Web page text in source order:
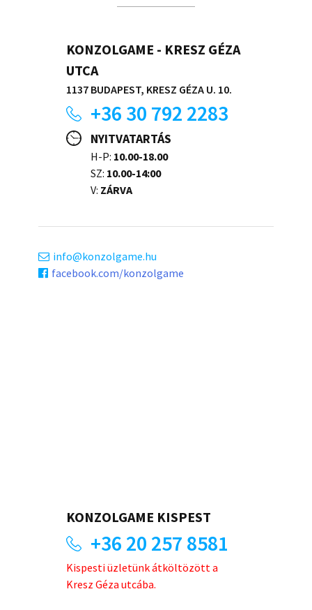
KONZOLGAME - KRESZ GÉZA
UTCA
1137 BUDAPEST, KRESZ GÉZA U. 10.
+36 30 792 2283
NYITVATARTÁS
H-P: 10.00-18.00
SZ: 10.00-14:00
V: ZÁRVA
info
konzolgame.hu
facebook.com/konzolgame
KONZOLGAME KISPEST
+36 20 257 8581
Kispesti üzletünk átköltözött a
Kresz Géza utcába.